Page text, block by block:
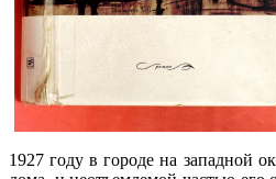
1927 году в городе на западной